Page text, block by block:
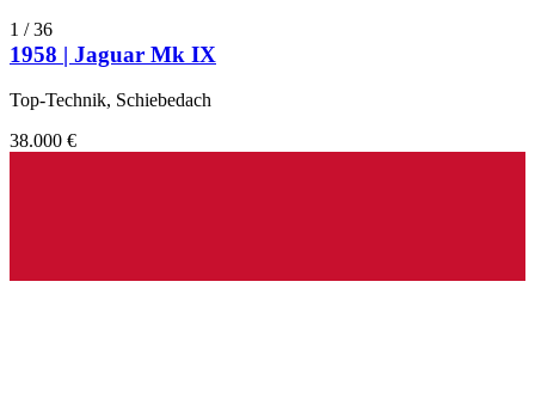
1 /36
1958 | Jaguar Mk IX
Top-Technik, Schiebedach
38.000 €